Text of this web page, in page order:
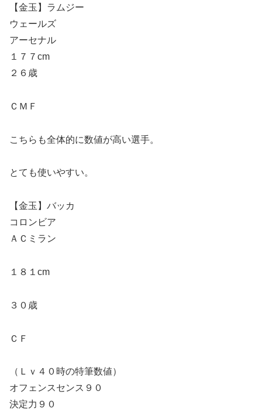
【金玉】ラムジー
ウェールズ
アーセナル
１７７cm
２６歳
ＣＭＦ
こちらも全体的に数値が高い選手。
とても使いやすい。
【金玉】バッカ
コロンビア
ＡＣミラン
１８１cm
３０歳
ＣＦ
（Ｌｖ４０時の特筆数値）
オフェンスセンス９０
決定力９０